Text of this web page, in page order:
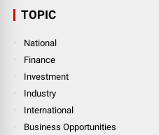
TOPIC
National
Finance
Investment
Industry
International
Business Opportunities